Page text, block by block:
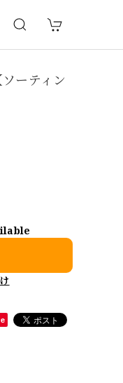
ーティン